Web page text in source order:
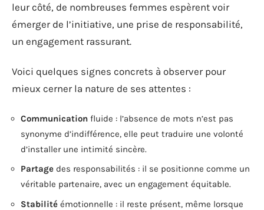
leur côté, de nombreuses femmes espèrent voir
émerger de l’initiative, une prise de responsabilité,
un engagement rassurant.
Voici quelques signes concrets à observer pour
mieux cerner la nature de ses attentes :
Communication fluide : l’absence de mots n’est pas
synonyme d’indifférence, elle peut traduire une volonté
d’installer une intimité sincère.
Partage des responsabilités : il se positionne comme un
véritable partenaire, avec un engagement équitable.
Stabilité émotionnelle : il reste présent, même lorsque